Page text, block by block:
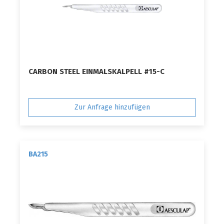
CARBON STEEL EINMALSKALPELL #15-C
Zur Anfrage hinzufügen
BA215